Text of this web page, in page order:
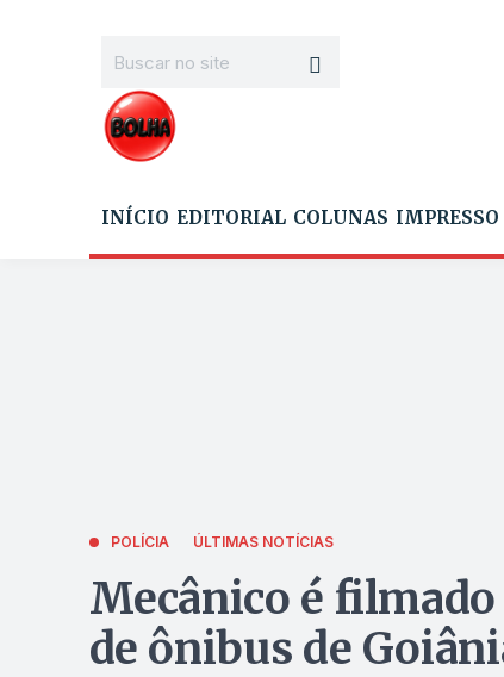
INÍCIO EDITORIAL COLUNAS IMPRESSO
POLÍCIA ÚLTIMAS NOTÍCIAS
Mecânico é
de ônibus de